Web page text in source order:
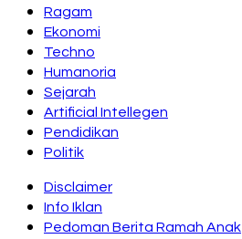
Ragam
Ekonomi
Techno
Humanoria
Sejarah
Artificial Intellegen
Pendidikan
Politik
Disclaimer
Info Iklan
Pedoman Berita Ramah Anak